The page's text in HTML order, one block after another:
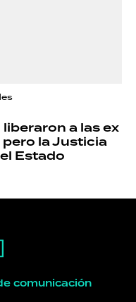
a las ex
la Justicia
Estado
comunicación